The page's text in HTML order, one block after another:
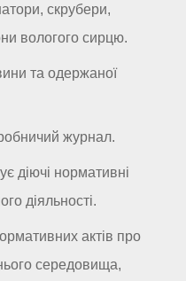
скрубери,
вологого сирцю.
та одержаної
журнал.
діючі нормативні
діяльності.
актів про
середовища,